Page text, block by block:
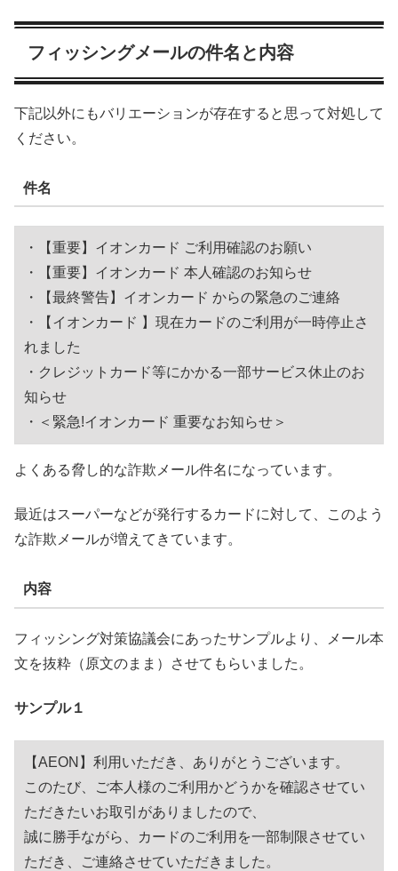
フィッシングメールの件名と内容
下記以外にもバリエーションが存在すると思って対処して
ください。
件名
・【重要】イオンカード ご利用確認のお願い
・【重要】イオンカード 本人確認のお知らせ
・【最終警告】イオンカード からの緊急のご連絡
・【イオンカード 】現在カードのご利用が一時停止さ
れました
・クレジットカード等にかかる一部サービス休止のお
知らせ
・＜緊急!イオンカード 重要なお知らせ＞
よくある脅し的な詐欺メール件名になっています。
最近はスーパーなどが発行するカードに対して、このよう
な詐欺メールが増えてきています。
内容
フィッシング対策協議会にあったサンプルより、メール本
文を抜粋（原文のまま）させてもらいました。
サンプル１
【AEON】利用いただき、ありがとうございます。
このたび、ご本人様のご利用かどうかを確認させてい
ただきたいお取引がありましたので、
誠に勝手ながら、カードのご利用を一部制限させてい
ただき、ご連絡させていただきました。